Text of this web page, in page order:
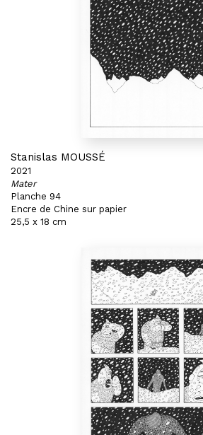
Stanislas MOUSSÉ
2021
Mater
Planche 94
Encre de Chine sur papier
25,5 x 18 cm